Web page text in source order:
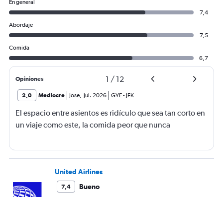
En general
7,4
Abordaje
7,5
Comida
6,7
Opiniones 1 / 12
2,0 Mediocre Jose, jul. 2026 GYE- JFK
El espacio entre asientos es ridículo que sea tan corto en
un viaje como este, la comida peor que nunca
United Airlines
7,4
Bueno